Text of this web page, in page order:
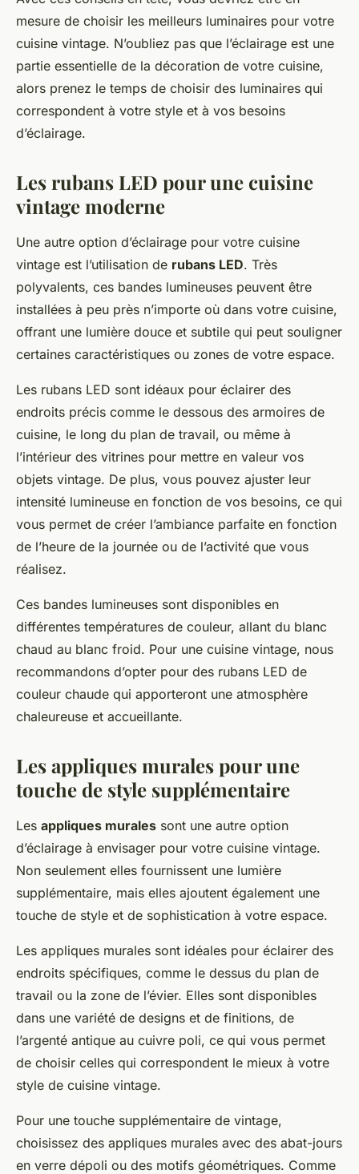
mesure de choisir les meilleurs luminaires pour votre
cuisine vintage. N’oubliez pas que l’éclairage est une
partie essentielle de la décoration de votre cuisine,
alors prenez le temps de choisir des luminaires qui
correspondent à votre style et à vos besoins
d’éclairage.
Les rubans LED pour une cuisine
vintage moderne
Une autre option d’éclairage pour votre cuisine
vintage est l’utilisation de rubans LED. Très
polyvalents, ces bandes lumineuses peuvent être
installées à peu près n’importe où dans votre cuisine,
offrant une lumière douce et subtile qui peut souligner
certaines caractéristiques ou zones de votre espace.
Les rubans LED sont idéaux pour éclairer des
endroits précis comme le dessous des armoires de
cuisine, le long du plan de travail, ou même à
l’intérieur des vitrines pour mettre en valeur vos
objets vintage. De plus, vous pouvez ajuster leur
intensité lumineuse en fonction de vos besoins, ce qui
vous permet de créer l’ambiance parfaite en fonction
de l’heure de la journée ou de l’activité que vous
réalisez.
Ces bandes lumineuses sont disponibles en
différentes températures de couleur, allant du blanc
chaud au blanc froid. Pour une cuisine vintage, nous
recommandons d’opter pour des rubans LED de
couleur chaude qui apporteront une atmosphère
chaleureuse et accueillante.
Les appliques murales pour une
touche de style supplémentaire
Les appliques murales sont une autre option
d’éclairage à envisager pour votre cuisine vintage.
Non seulement elles fournissent une lumière
supplémentaire, mais elles ajoutent également une
touche de style et de sophistication à votre espace.
Les appliques murales sont idéales pour éclairer des
endroits spécifiques, comme le dessus du plan de
travail ou la zone de l’évier. Elles sont disponibles
dans une variété de designs et de finitions, de
l’argenté antique au cuivre poli, ce qui vous permet
de choisir celles qui correspondent le mieux à votre
style de cuisine vintage.
Pour une touche supplémentaire de vintage,
choisissez des appliques murales avec des abat-jours
en verre dépoli ou des motifs géométriques. Comme